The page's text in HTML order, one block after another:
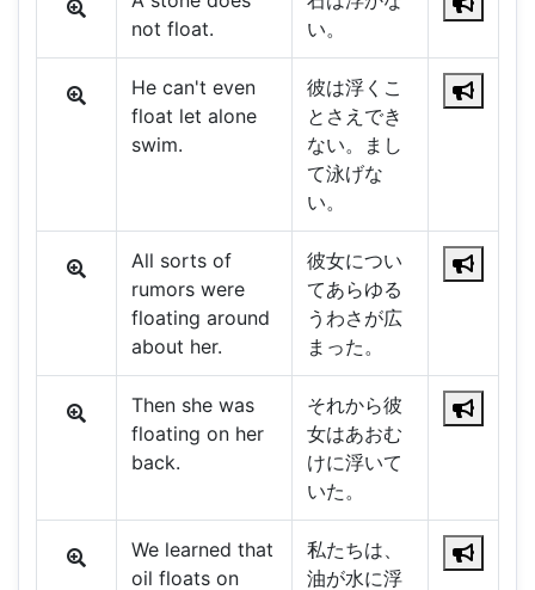
not float.
い。
He can't even
float let alone
swim.
彼は浮くこ
とさえでき
ない。まし
て泳げな
い。
All sorts of
rumors were
floating around
about her.
彼女につい
てあらゆる
うわさが広
まった。
Then she was
floating on her
back.
それから彼
女はあおむ
けに浮いて
いた。
We learned that
oil floats on
私たちは、
油が水に浮